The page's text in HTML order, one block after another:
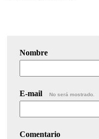
Nombre
E-mail No será mostrado.
Comentario